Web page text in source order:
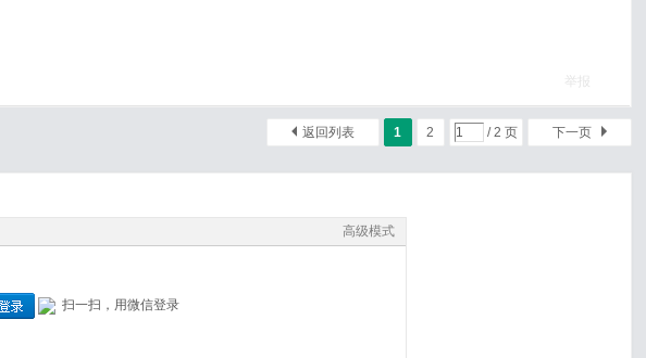
举报
1 2 / 2 页 下一页
返回列表
高级模式
扫一扫，用微信登录